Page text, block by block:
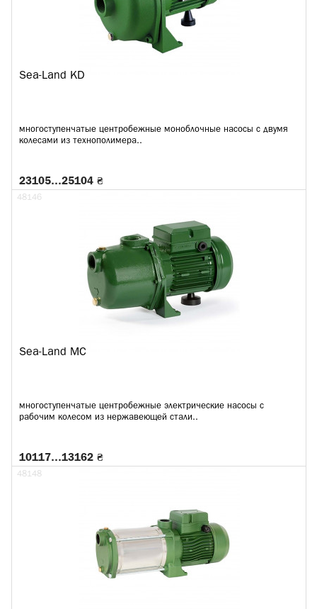
Sea-Land KD
многоступенчатые центробежные моноблочные насосы с двумя
колесами из технополимера..
23105…25104 ₴
Sea-Land MC
многоступенчатые центробежные электрические насосы с
рабочим колесом из нержавеющей стали..
48146
10117…13162 ₴
48148